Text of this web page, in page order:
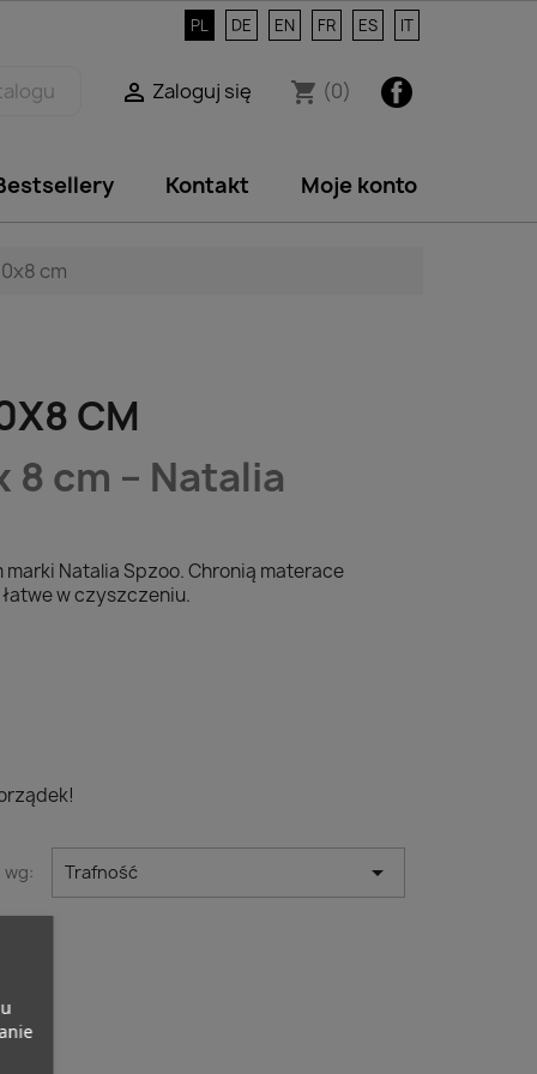
PL DE EN FR ES IT
Facebook
shopping_cart (0)
 Zaloguj się
Kontakt Moje konto
cm
CM
8 cm – Natalia
Natalia Spzoo. Chronią materace
w czyszczeniu.
Trafność 